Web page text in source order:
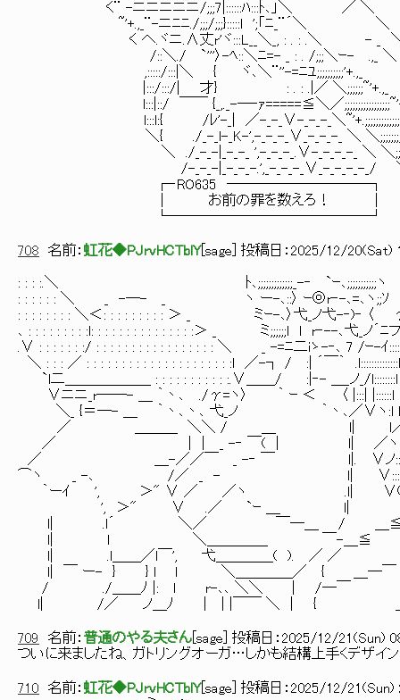
く¨ -ニニニニニ/;;;7|::::::ﾊ:::ﾄ､」＼ ／ ＼
~'+.,_¨-ニﾆﾆ./;;;/;;;}:::::l ';「ﾆ_¨´＼ ＼
く へ.ヾニ.∧丈r'ヾ:::L__＼_, : . : .＼ - _
/::＼./ `'''〉-ﾍ::＼ﾆ=- _ : . /;;;＼ｰ- .,_ ＼
,:::::/:::|＼ { ヾ､＼¨''-=ﾆﾕ
|:::/:::/| 才} : . : .|／ ＼
l:::|::/ ￣￣ {_,._-─‐ｧ=====≦＼／
l:::l:{ /ﾚ'-_| ／-_-_∨-_-_-_＼
＼{ ./_-_l-_K-',-_-_-_∨_-_-_-_ ＼ ＼
＼ ./_-_-|_-_-_ ',-_-_-_.∨-_-_-_-_ ＼ ＼
/-_-_-|_-_-_-.',_-_-_-_∨_-_-_-_-_/ ＼
┌‐RO635 ──────────┐
│ お前の罪を数えろ！ │
└──────────────┘
708 名前： 虹花◆PJrvHCTblY[ sage ] 投稿日： 2025/12/20(Sat)
: : : :.＼ ﾄ､;;;;;;;;;;;;;_-‐ `ｰ､
: : : : : : ＼ _ -─- _ ヽ ー-､::〉 ｰ◎r‐-､=､ヽ;;ｿ
: : : : : : : : ＼＜: : : : : : : : : ＞ _ ミｰ-､〉弋_ノ弋-‐)‐ 〈 γ⌒
､ : : : : : : : : :l: : : : : : : : : : : : : : :＞ _ ミ;;;;;;l l r‐--､弋_ノ´ﾆ
.∨ : : : : : : :/ : : : : : : : : : : : : : : : : : ＼ _ -=ﾆ二iゝ-‐､ 7 /ｰ-ｲ::::l
＼ : : : ／ : : : : : : : : : : : : : : : : : : : : :l ／-┐ / :| ´￣｀ .l::::::::::::::l
`l二＿＿＿＿＿＿ : : : : : : : : : : :.∨＿＿/ :|‐- ＿_ノ_/l::::::::l
∨ニニ_r──- ＿ ｀丶､ ./γ=ヽ〉 ｀ ｰ ＜ 〈 |:::| |::::::l
＼_ {＝─- ＿ ｀丶､丶､ 弋_ノ ｀丶､／∨ヽ:l
／ ＿＿＿ ＼＼ / ＿ l| l／〈::::::::::::::::::::::
／ | | _ -‐ ￣( | l| ／ヽ
／ ＿-／／￣ _ -‐ ￣ l|. ∨ノ
⌒ヽ _ -､ /／ _ - l| ∨::::::::／ |｀l
｀ーｲ ', ＞" ∨ ／ ／ヽ .l| ∨○
', ＞" ∨ .／ `ｰ ＿ l|
l| .l´ ＼／ ￣─＿ / ＿≦
l| l ＼＿＿＿＿_ ￣-＿≦
l| .l＿＿／l￣', 弋＿＿＿＿( ). ／
l| ￣ ー- } } l l ＼＿＿＿＿／
/ ./＿＿ﾉ |: l r-､､ ＼＼ | /─￣
l| /／ ノ＿ﾉ | | |￣￣ ＼ | {
709 名前： 普通のやる夫さん sage ] 投稿日： 2025/12/21(Sun)
ついに来ましたね、ガトリングオーガ…しかも結構上手くデザイ
710 名前： 虹花◆PJrvHCTblY[ sage ] 投稿日： 2025/12/21(Sun)